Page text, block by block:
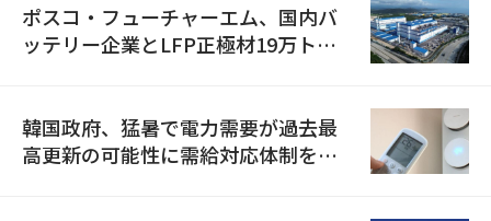
ポスコ・フューチャーエム、国内バ
ッテリー企業とLFP正極材19万トン
韓国政府、猛暑で電力需要が過去最
高更新の可能性に需給対応体制を点